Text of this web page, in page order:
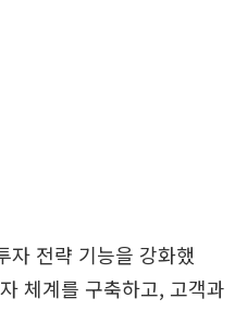
자 전략 기능을 강화했
체계를 구축하고, 고객과